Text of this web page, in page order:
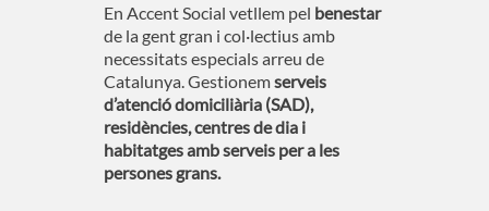
En Accent Social vetllem pel benestar
de la gent gran i col·lectius amb
necessitats especials arreu de
Catalunya. Gestionemserveis
d’atenció domiciliària (SAD),
residències, centres de dia i
habitatges amb serveis per a les
persones grans.